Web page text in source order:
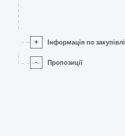
+ Інформація по закупівлі
- Пропозиції